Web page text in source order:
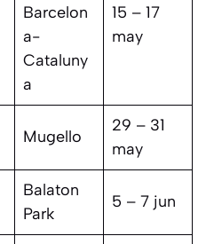
Barcelon
a-
Cataluny
a
15 – 17
may
Mugello
29 – 31
may
Balaton
Park
5 – 7 jun